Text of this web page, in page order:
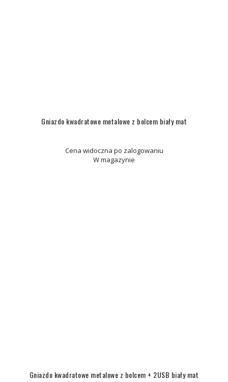
Gniazdo kwadratowe metalowe z bolcem biały mat
Cena widoczna po zalogowaniu
W magazynie
Gniazdo kwadratowe metalowe z bolcem + 2USB biały mat